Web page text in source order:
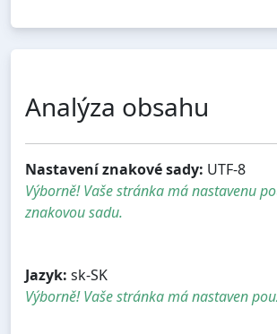
Analýza obsahu
Nastavení znakové sady: UTF-8
Výborně! Vaše stránka má nastavenu
znakovou sadu.
Jazyk: sk-SK
Výborně! Vaše stránka má nastaven